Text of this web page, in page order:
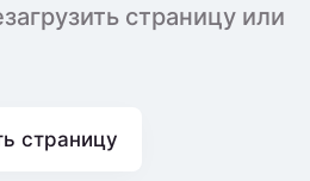
страницу или
страницу